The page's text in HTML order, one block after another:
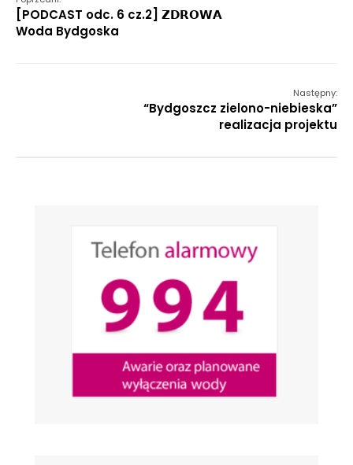
[PODCAST odc. 6 cz.2] 𝗭𝗗𝗥𝗢𝗪𝗔
Woda Bydgoska
Następny:
“Bydgoszcz zielono-niebieska”
realizacja projektu